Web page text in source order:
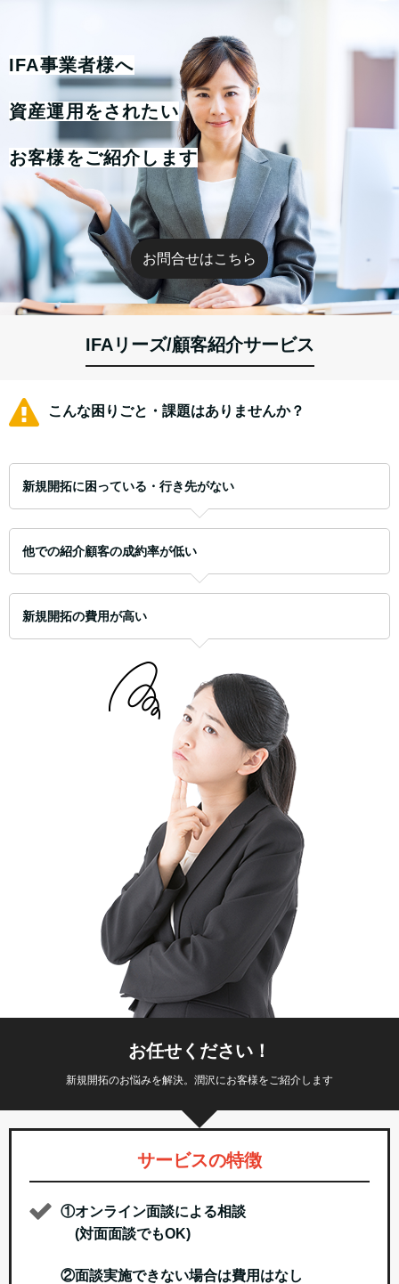
IFA事業者様へ
資産運用をされたい
お客様をご紹介します
お問合せはこちら
IFAリーズ/顧客紹介サービス
こんな困りごと・課題はありませんか？
新規開拓に困っている・行き先がない
他での紹介顧客の成約率が低い
新規開拓の費用が高い
お任せください！
新規開拓のお悩みを解決。潤沢にお客様をご紹介します
サービスの特徴
①オンライン面談による相談
(対面面談でもOK)
②面談実施できない場合は費用はなし